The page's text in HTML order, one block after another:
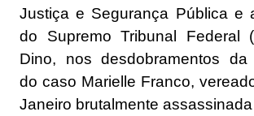
Justiça e Segurança Pública e
do Supremo Tribunal Federal
Dino, nos desdobramentos da
do caso Marielle Franco,
Janeiro brutalmente